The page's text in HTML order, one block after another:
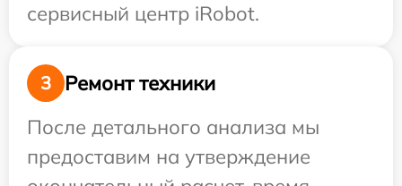
сервисный центр iRobot.
3
Ремонт техники
После детального анализа мы
предоставим на утверждение